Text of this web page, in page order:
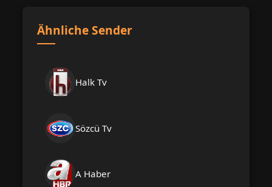
Ähnliche Sender
Halk Tv
Sözcü Tv
A Haber